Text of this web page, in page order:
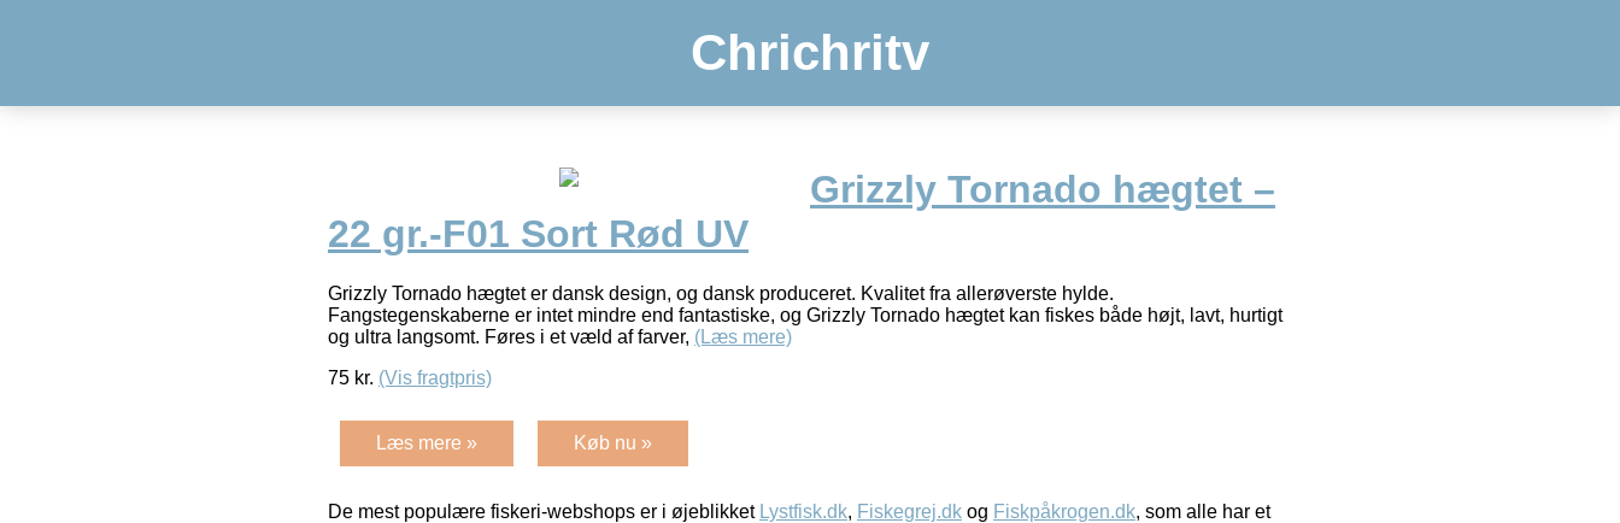
Chrichritv
Grizzly Tornado hægtet –
22 gr.-F01 Sort Rød UV
Grizzly Tornado hægtet er dansk design, og dansk produceret. Kvalitet fra allerøverste hylde.
Fangstegenskaberne er intet mindre end fantastiske, og Grizzly Tornado hægtet kan fiskes både højt, lavt, hurtigt
og ultra langsomt. Føres i et væld af farver, (Læs mere)
75 kr. (Vis fragtpris)
Læs mere » Køb nu »
De mest populære fiskeri-webshops er i øjeblikket Lystfisk.dk, Fiskegrej.dk og Fiskpåkrogen.dk, som alle har et